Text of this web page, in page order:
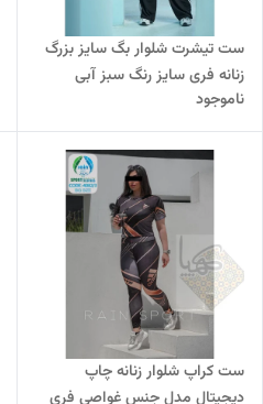
ست تیشرت شلوار بگ سایز بزرگ
زنانه فری سایز رنگ سبز آبی
ناموجود
ست کراپ شلوار زنانه چاپ
دیجیتال مدل جنس غواصی فری